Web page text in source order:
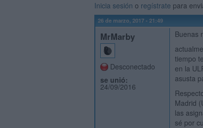
Inicia sesión o regístrate para
26 de marzo, 2017 - 21:49
MrMarby
Desconectado
se unió:
24/09/2016
Buenas
tiempo
en la
asusta
Madrid
las
sé por